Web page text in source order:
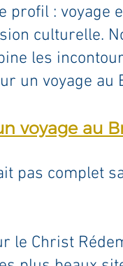
profil : voyage
culturelle.
les
un voyage au
voyage au
pas complet
le Christ